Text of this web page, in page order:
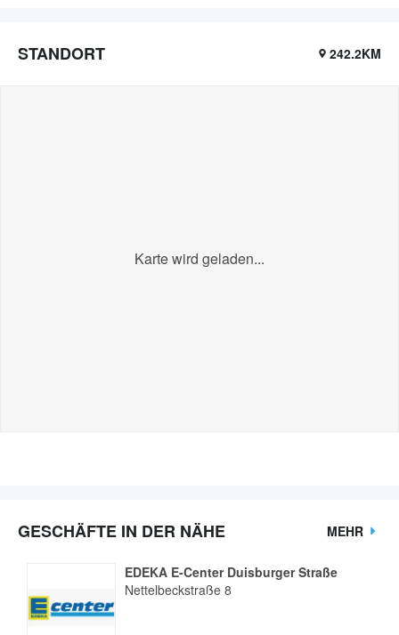
STANDORT 242.2KM
Karte wird geladen...
GESCHÄFTE IN DER NÄHE MEHR
EDEKA E-Center Duisburger Straße
Nettelbeckstraße 8